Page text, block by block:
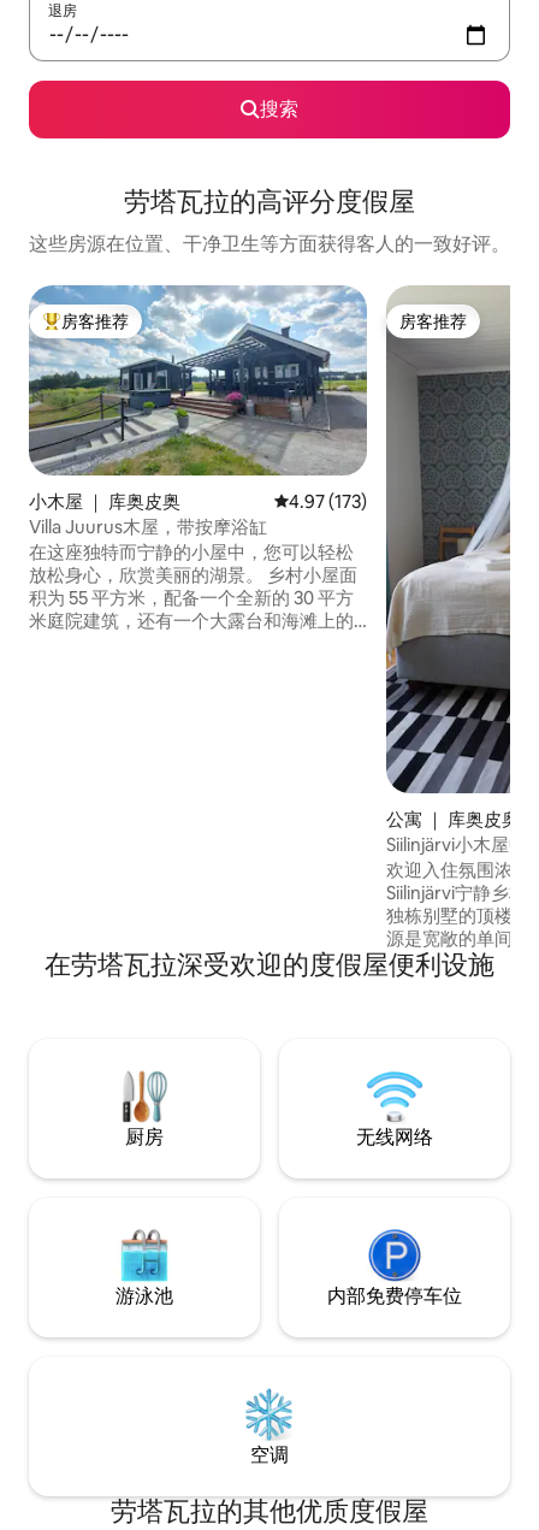
退房
搜索
劳塔瓦拉的高评分度假屋
这些房源在位置、干净卫生等方面获得客人的一致好评。
热门「房客推荐」
房客推荐
小木屋 ｜ 库奥皮奥 平均评分 4.97 分（满分 5 分），
4.97 (173)
Villa Juurus木屋，带按摩浴缸
在这座独特而宁静的小屋中，您可以轻松
放松身心，欣赏美丽的湖景。 乡村小屋面
积为 55 平方米，配备一个全新的 30 平方
米庭院建筑，还有一个大露台和海滩上的
房客推荐
房客推荐
公寓 ｜ 库奥皮奥
Siilinjärvi小木屋中
欢迎入住氛围浓厚的老
Siilinjärvi宁静乡村
独栋别墅的顶楼。
源是宽敞的单间公
要，可住3人。 附近有Kumpuse、
Hamula、Poor和
货店。
在劳塔瓦拉深受欢迎的度假屋便利设施
厨房 无线网络
游泳池 内部免费停车位
空调
劳塔瓦拉的其他优质度假屋